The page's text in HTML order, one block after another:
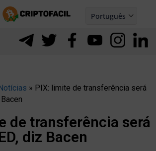
Português
Español
» PIX: limite de transferência será
de transferência será
diz Bacen